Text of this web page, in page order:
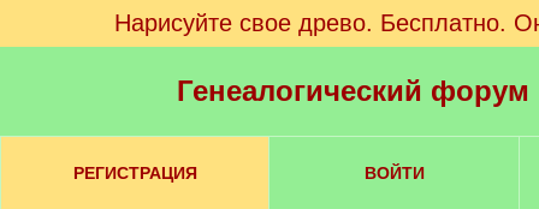
Нарисуйте свое древо. Бесплатно.
Генеалогический
РЕГИСТРАЦИЯ ВОЙТИ